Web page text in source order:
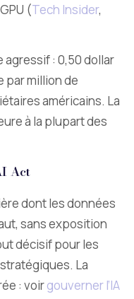
(Tech Insider,
agressif : 0,50 dollar
par million de
américains. La
à la plupart des
Act
dont les données
sans exposition
décisif pour les
La
: voirgouverner l’IA